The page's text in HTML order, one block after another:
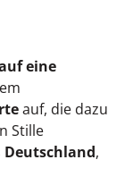
eine
auf, die dazu
Stille
Deutschland,